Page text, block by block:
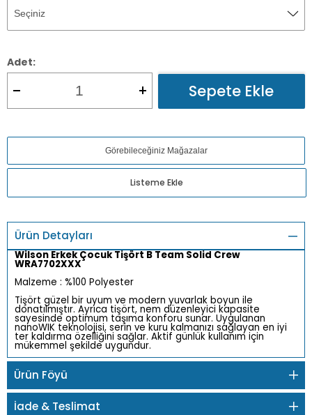
Adet:
Sepete Ekle
Görebileceğiniz Mağazalar
Listeme Ekle
Ürün Detayları
Wilson Erkek Çocuk Tişört B Team Solid Crew
WRA7702XXX
Malzeme : %100 Polyester
Tişört güzel bir uyum ve modern yuvarlak boyun ile
donatılmıştır. Ayrıca tişört, nem düzenleyici kapasite
sayesinde optimum taşıma konforu sunar. Uygulanan
nanoWIK teknolojisi, serin ve kuru kalmanızı sağlayan en iyi
ter kaldırma özelliğini sağlar. Aktif günlük kullanım için
mükemmel şekilde uygundur.
Ürün Föyü
İade & Teslimat